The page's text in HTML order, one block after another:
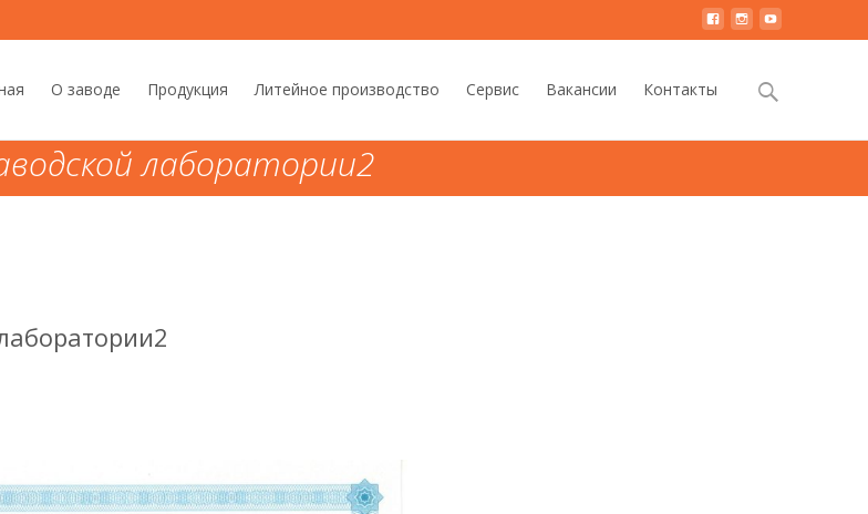
О заводе Продукция Литейное производство Сервис Вакансии Контакты Найти:
лаборатории2